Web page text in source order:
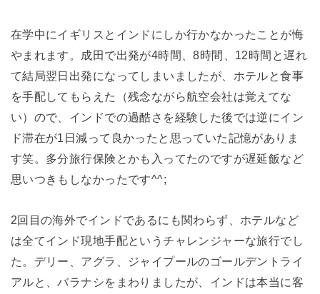
在学中にイギリスとインドにしか行かなかったことが悔
やまれます。成田で出発が4時間、8時間、12時間と遅れ
て結局翌日出発になってしまいましたが、ホテルと食事
を手配してもらえた（残念ながら航空会社は覚えてな
い）ので、インドでの過酷さを経験した後では逆にイン
ド滞在が1日減って良かったと思っていた記憶がありま
す笑。多分旅行保険とかも入ってたのですが遅延飯など
思いつきもしなかったです^^;
2回目の海外でインドであるにも関わらず、ホテルなど
は全てインド現地手配というチャレンジャーな旅行でし
た。デリー、アグラ、ジャイプールのゴールデントライ
アルと、バラナシをまわりましたが、インドは本当に客